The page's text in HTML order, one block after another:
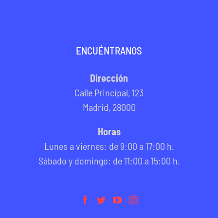
ENCUÉNTRANOS
Dirección
Calle Principal, 123
Madrid, 28000
Horas
Lunes a viernes: de 9:00 a 17:00 h.
Sábado y domingo: de 11:00 a 15:00 h.